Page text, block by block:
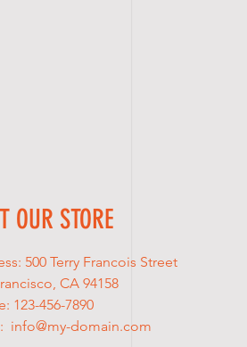
OUR STORE
500 Terry Francois Street
CA 94158
123-456-7890
info@my-domain.com